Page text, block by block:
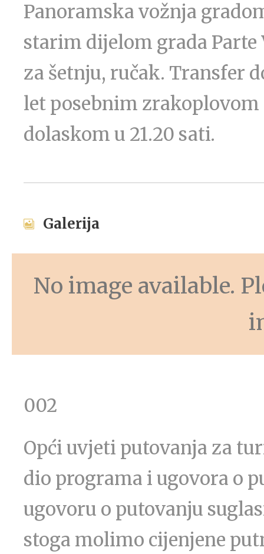
Panoramska vožnja
starim dijelom grada
za šetnju, ručak. Transfer
let posebnim zrakoplovom
dolaskom u 21.20 sati.
Galerija
No image available.
002
Opći uvjeti putovanja za
dio programa i ugovora o
ugovoru o putovanju
stoga molimo cijenjene